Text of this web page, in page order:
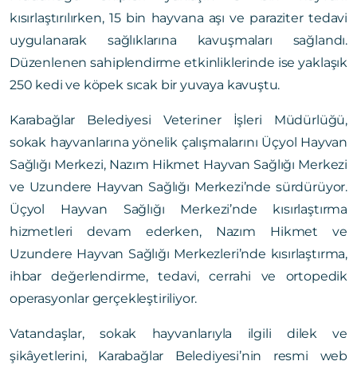
kısırlaştırılırken, 15 bin hayvana aşı ve paraziter tedavi
uygulanarak sağlıklarına kavuşmaları sağlandı.
Düzenlenen sahiplendirme etkinliklerinde ise yaklaşık
250 kedi ve köpek sıcak bir yuvaya kavuştu.
Karabağlar Belediyesi Veteriner İşleri Müdürlüğü,
sokak hayvanlarına yönelik çalışmalarını Üçyol Hayvan
Sağlığı Merkezi, Nazım Hikmet Hayvan Sağlığı Merkezi
ve Uzundere Hayvan Sağlığı Merkezi’nde sürdürüyor.
Üçyol Hayvan Sağlığı Merkezi’nde kısırlaştırma
hizmetleri devam ederken, Nazım Hikmet ve
Uzundere Hayvan Sağlığı Merkezleri’nde kısırlaştırma,
ihbar değerlendirme, tedavi, cerrahi ve ortopedik
operasyonlar gerçekleştiriliyor.
Vatandaşlar, sokak hayvanlarıyla ilgili dilek ve
şikâyetlerini, Karabağlar Belediyesi’nin resmi web